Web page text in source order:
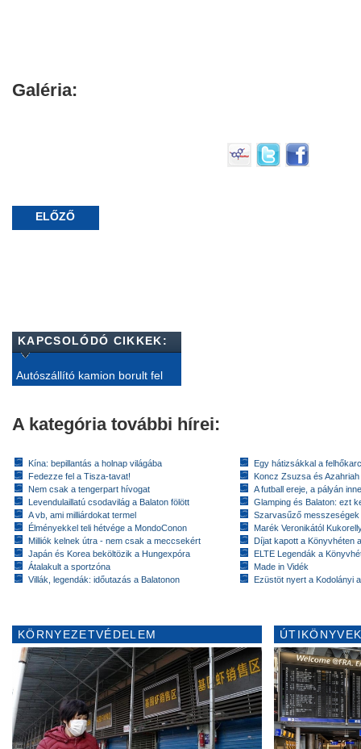
Galéria:
ELŐZŐ
KAPCSOLÓDÓ CIKKEK:
Autószállító kamion borult fel
A kategória további hírei:
Kína: bepillantás a holnap világába
Fedezze fel a Tisza-tavat!
Nem csak a tengerpart hívogat
Levendulaillatú csodavilág a Balaton fölött
A vb, ami milliárdokat termel
Élményekkel teli hétvége a MondoConon
Milliók kelnek útra - nem csak a meccsekért
Japán és Korea beköltözik a Hungexpóra
Átalakult a sportzóna
Villák, legendák: időutazás a Balatonon
Egy hátizsákkal a
Koncz Zsuzsa és
A futball ereje, a pályán
Glamping és Balaton: ezt
Szarvasűző messzeségek
Marék Veronikától
Díjat kapott a Könyvhéten
ELTE Legendák a
Made in Vidék
Ezüstöt nyert a Kodolányi
KÖRNYEZETVÉDELEM